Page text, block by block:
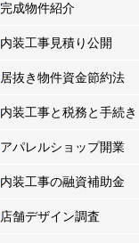
完成物件紹介
内装工事見積り公開
居抜き物件資金節約法
内装工事と税務と手続き
アパレルショップ開業
内装工事の融資補助金
店舗デザイン調査